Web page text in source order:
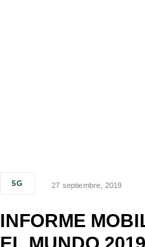
5G 27 septiembre, 2019
INFORME